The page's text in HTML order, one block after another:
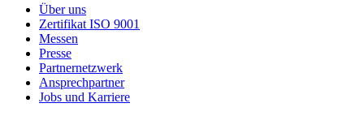
Über uns
Zertifikat ISO 9001
Messen
Presse
Partnernetzwerk
Ansprechpartner
Jobs und Karriere